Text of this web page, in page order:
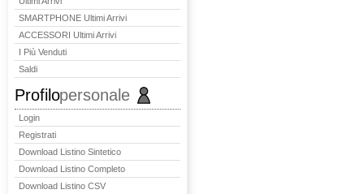
SMARTPHONE Ultimi Arrivi
ACCESSORI Ultimi Arrivi
I Più Venduti
Saldi
Profilopersonale
Login
Registrati
Download Listino Sintetico
Download Listino Completo
Download Listino CSV